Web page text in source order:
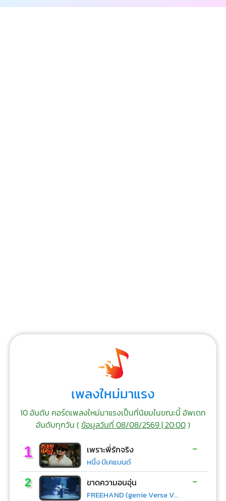
เพลงใหม่มาแรง
10 อันดับ คอร์ดเพลงใหม่มาแรงเป็นที่นิยมในขณะนี้ อัพเดท
อันดับทุกวัน (ข้อมูลวันที่ 08/08/2569 | 20:00)
1 เพราะพี่รักจริง
หนึ่ง บีเคแบนด์
-
2 ขาดความอบอุ่น
FREEHAND (genie Verse Vol.1)
-